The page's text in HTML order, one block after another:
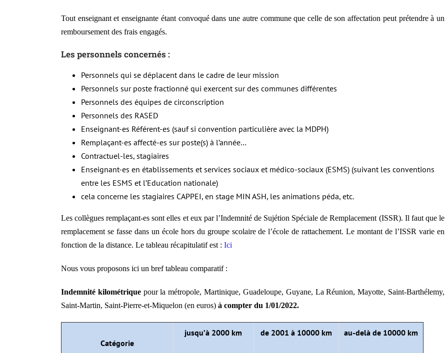
Tout enseignant et enseignante étant convoqué dans une autre commune que celle de son affectation peut prétendre à un
remboursement des frais engagés.
Les personnels concernés :
Personnels qui se déplacent dans le cadre de leur mission
Personnels sur poste fractionné qui exercent sur des communes différentes
Personnels des équipes de circonscription
Personnels des RASED
Enseignant-es Référent-es (sauf si convention particulière avec la MDPH)
Remplaçant-es affecté-es sur poste(s) à l’année…
Contractuel-les, stagiaires
Enseignant-es en établissements et services sociaux et médico-sociaux (ESMS) (suivant les conventions
entre les ESMS et l’Education nationale)
cela concerne les stagiaires CAPPEI, en stage MIN ASH, les animations péda, etc.
Les collègues remplaçant-es sont elles et eux par l’Indemnité de Sujétion Spéciale de Remplacement (ISSR). Il faut que le
remplacement se fasse dans un école hors du groupe scolaire de l’école de rattachement. Le montant de l’ISSR varie en
fonction de la distance. Le tableau récapitulatif est : Ici
Nous vous proposons ici un bref tableau comparatif :
Indemnité kilométrique pour la métropole, Martinique, Guadeloupe, Guyane, La Réunion, Mayotte, Saint-Barthélemy,
Saint-Martin, Saint-Pierre-et-Miquelon (en euros) à compter du 1/01/2022.
Catégorie
jusqu’à 2000 km de 2001 à 10000 km au-delà de 10000 km